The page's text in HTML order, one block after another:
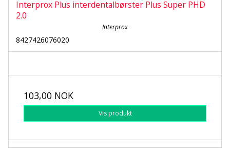
Interprox Plus interdentalbørster Plus Super PHD
2.0
Interprox
8427426076020
103,00 NOK
Vis produkt